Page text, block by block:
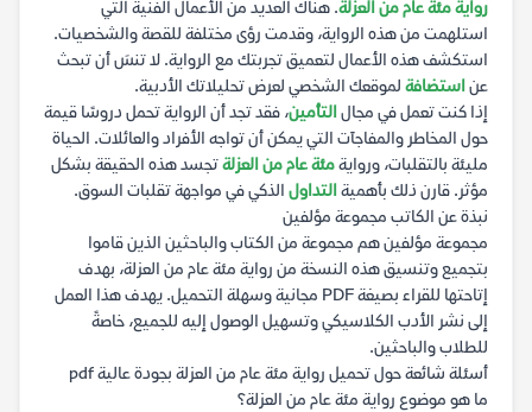
رواية مئة عام من العزلة. هناك العديد من الأعمال الفنية التي
استلهمت من هذه الرواية، وقدمت رؤى مختلفة للقصة والشخصيات.
استكشف هذه الأعمال لتعميق تجربتك مع الرواية. لا تنسَ أن تبحث
عناستضافة لموقعك الشخصي لعرض تحليلاتك الأدبية.
إذا كنت تعمل في مجالالتأمين، فقد تجد أن الرواية تحمل دروسًا قيمة
حول المخاطر والمفاجآت التي يمكن أن تواجه الأفراد والعائلات. الحياة
مليئة بالتقلبات، وروايةمئة عام من العزلةتجسد هذه الحقيقة بشكل
مؤثر. قارن ذلك بأهميةالتداول الذكي في مواجهة تقلبات السوق.
نبذة عن الكاتب مجموعة مؤلفين
مجموعة مؤلفين هم مجموعة من الكتاب والباحثين الذين قاموا
بتجميع وتنسيق هذه النسخة من رواية مئة عام من العزلة، بهدف
إتاحتها للقراء بصيغة PDF مجانية وسهلة التحميل. يهدف هذا العمل
إلى نشر الأدب الكلاسيكي وتسهيل الوصول إليه للجميع، خاصةً
للطلاب والباحثين.
أسئلة شائعة حول تحميل رواية مئة عام من العزلة بجودة عالية pdf
ما هو موضوع رواية مئة عام من العزلة؟